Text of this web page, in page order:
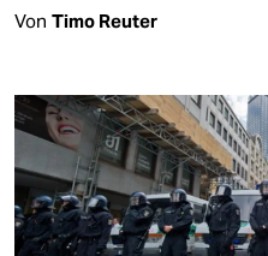
Von Timo Reuter